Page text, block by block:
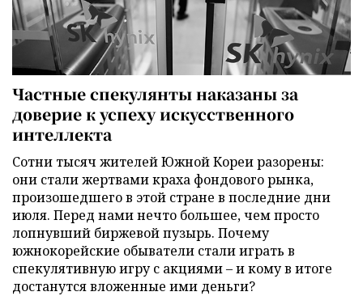
Частные спекулянты наказаны за
доверие к успеху искусственного
интеллекта
Сотни тысяч жителей Южной Кореи разорены:
они стали жертвами краха фондового рынка,
произошедшего в этой стране в последние дни
июля. Перед нами нечто большее, чем просто
лопнувший биржевой пузырь. Почему
южнокорейские обыватели стали играть в
спекулятивную игру с акциями – и кому в итоге
достанутся вложенные ими деньги?